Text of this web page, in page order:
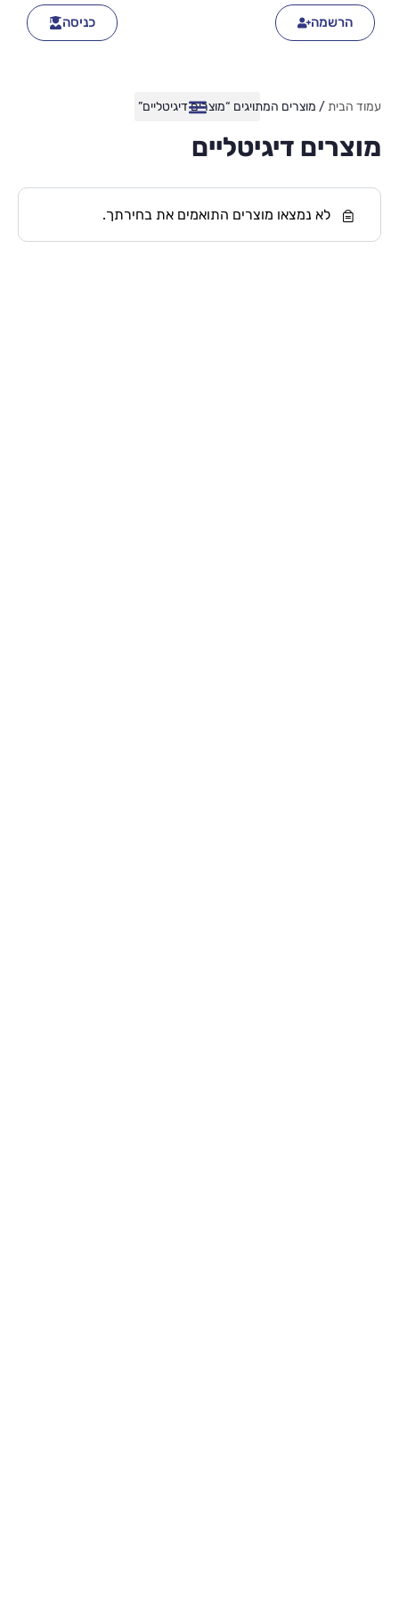
הרשמה כניסה
עמוד הבית/ מוצרים המתויגים “מוצרים דיגיטליים”
מוצרים דיגיטליים
לא נמצאו מוצרים התואמים את בחירתך.